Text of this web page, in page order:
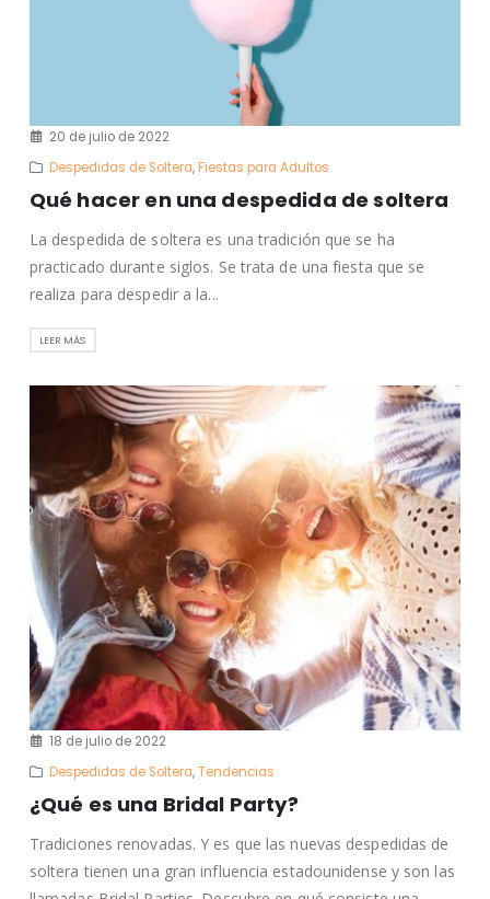
20 de julio de 2022
Despedidas de Soltera,Fiestas para Adultos
Qué hacer en una despedida de soltera
La despedida de soltera es una tradición que se ha
practicado durante siglos. Se trata de una fiesta que se
realiza para despedir a la...
LEER MÁS
18 de julio de 2022
Despedidas de Soltera,Tendencias
¿Qué es una Bridal Party?
Tradiciones renovadas. Y es que las nuevas despedidas de
soltera tienen una gran influencia estadounidense y son las